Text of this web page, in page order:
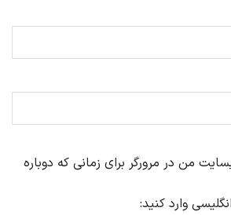
من در مرورگر برای زمانی که دوباره
وارد کنید: